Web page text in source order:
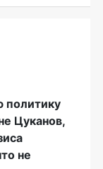
политику
Цуканов,
не